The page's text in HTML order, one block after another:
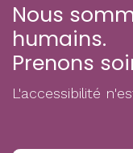
Nous
humains.
Prenons
L'accessibilité